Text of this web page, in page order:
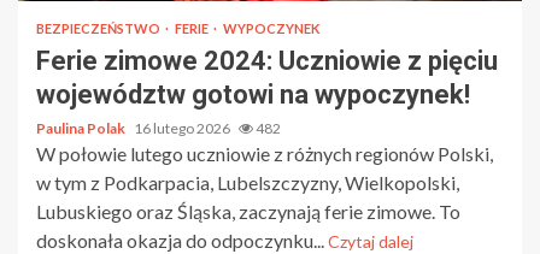
BEZPIECZEŃSTWO FERIE WYPOCZYNEK
Ferie zimowe 2024: Uczniowie z pięciu
województw gotowi na wypoczynek!
Paulina Polak 16 lutego 2026 482
W połowie lutego uczniowie z różnych regionów Polski,
w tym z Podkarpacia, Lubelszczyzny, Wielkopolski,
Lubuskiego oraz Śląska, zaczynają ferie zimowe. To
doskonała okazja do odpoczynku...Czytaj dalej